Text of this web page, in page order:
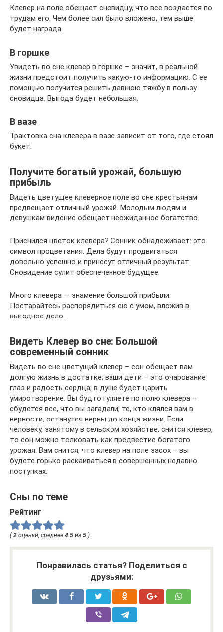
Клевер на поле обещает сновидцу, что все воздастся по
трудам его. Чем более сил было вложено, тем выше
будет награда.
В горшке
Увидеть во сне клевер в горшке – значит, в реальной
жизни предстоит получить какую-то информацию. С ее
помощью получится решить давнюю тяжбу в пользу
сновидца. Выгода будет небольшая.
В вазе
Трактовка сна клевера в вазе зависит от того, где стоял
букет.
Получите богатый урожай, большую
прибыль
Видеть цветущее клеверное поле во сне крестьянам
предвещает отличный урожай. Молодым людям и
девушкам видение обещает неожиданное богатство.
Приснился цветок клевера? Сонник обнадеживает: это
символ процветания. Дела будут продвигаться
довольно успешно и принесут отличный результат.
Сновидение сулит обеспеченное будущее.
Много клевера — знамение большой прибыли.
Постарайтесь распорядиться ею с умом, вложив в
выгодное дело.
Видеть Клевер во сне: Большой
современный сонник
Видеть во сне цветущий клевер – сон обещает вам
долгую жизнь в достатке; ваши дети – это очарование
глаз и радость сердца; в душе будет царить
умиротворение. Вы будто гуляете по полю клевера –
сбудется все, что вы загадали; те, кто клялся вам в
верности, останутся верны до конца жизни. Если
человеку, занятому в сельском хозяйстве, снится клевер,
то сон можно толковать как предвестие богатого
урожая. Вам снится, что клевер на поле засох – вы
будете горько раскаиваться в совершенных недавно
поступках.
Сны по теме
Рейтинг
( 2 оценки, среднее 4.5 из 5 )
Понравилась статья? Поделиться с
друзьями: